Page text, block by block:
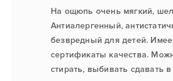
На ощюпь очень мягкий,
Антиалергенный,
безвредный для детей.
сертификаты качества.
стирать, выбивать сдавать в